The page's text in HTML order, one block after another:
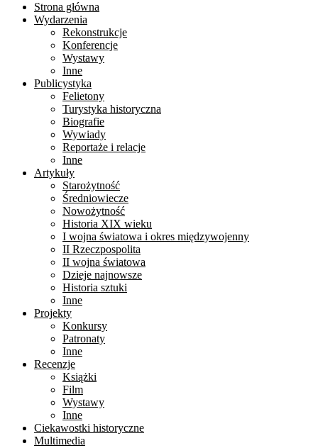
Strona główna
Wydarzenia
Rekonstrukcje
Konferencje
Wystawy
Inne
Publicystyka
Felietony
Turystyka historyczna
Biografie
Wywiady
Reportaże i relacje
Inne
Artykuły
Starożytność
Średniowiecze
Nowożytność
Historia XIX wieku
I wojna światowa i okres międzywojenny
II Rzeczpospolita
II wojna światowa
Dzieje najnowsze
Historia sztuki
Inne
Projekty
Konkursy
Patronaty
Inne
Recenzje
Książki
Film
Wystawy
Inne
Ciekawostki historyczne
Multimedia